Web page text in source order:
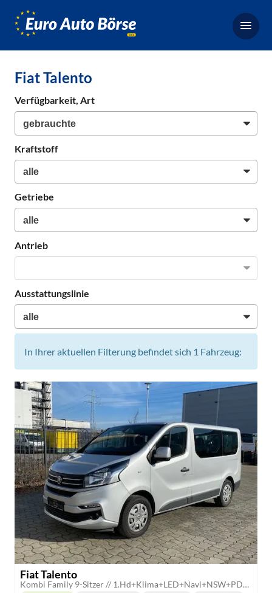
Börse,
Neuwagen
Fiat Talento
Verfügbarkeit, Art
Kraftstoff
Getriebe
Antrieb
Ausstattungslinie
In Ihrer aktuellen Filterung befindet sich 1 Fahrzeug:
Fiat Talento
Kombi Family 9-Sitzer // 1.Hd+Klima+LED+Navi+NSW+PDC+RS